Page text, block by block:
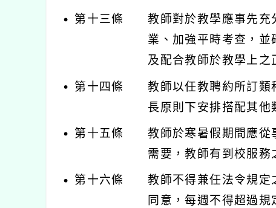
第十三條 教師對於教學應事先充
業、加強平時考查，並
及配合教師於教學上之
第十四條 教師以任教聘約所訂類
長原則下安排搭配其他
第十五條 教師於寒暑假期間應從
需要，教師有到校服務
第十六條 教師不得兼任法令規定
同意，每週不得超過規